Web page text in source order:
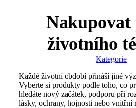
Nakupovat
životního
Kategorie
Každé životní období přináší jiné
Vyberte si produkty podle toho, co
hledáte nový začátek, podporu při
lásky, ochrany, hojnosti nebo vnitřní